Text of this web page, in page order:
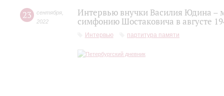
23 сентября
2022
Интервью внучки Василия Юдина –
симфонию Шостаковича в августе
Интервью партитура памяти